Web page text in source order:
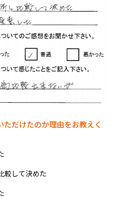
だけたのか理由をお教えく
較して決めた